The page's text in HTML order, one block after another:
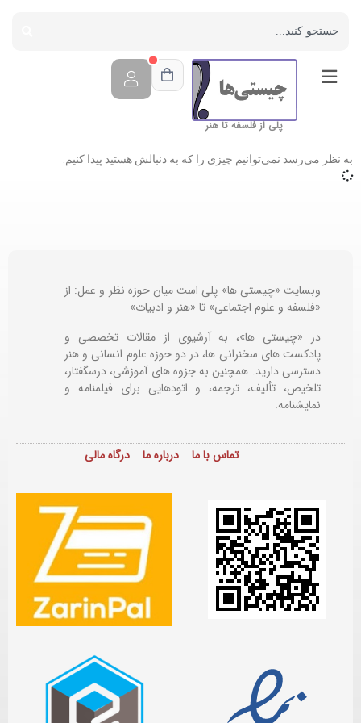
پلی از فلسفه تا هنر
به نظر می‌رسد نمی‌توانیم چیزی را که به دنبالش هستید پیدا کنیم.
وبسایت «چیستی ها» پلی است میان حوزه نظر و عمل: از
«فلسفه و علوم اجتماعی» تا «هنر و ادبیات»
در «چیستی ها»، به آرشیوی از مقالات تخصصی و
پادکست های سخنرانی ها، در دو حوزه علوم انسانی و هنر
دسترسی دارید. همچنین به جزوه های آموزشی، درسگفتار،
تلخیص، تألیف، ترجمه، و اتودهایی برایفیلمنامه و
نمایشنامه.
تماس با ما درباره ما درگاه مالی